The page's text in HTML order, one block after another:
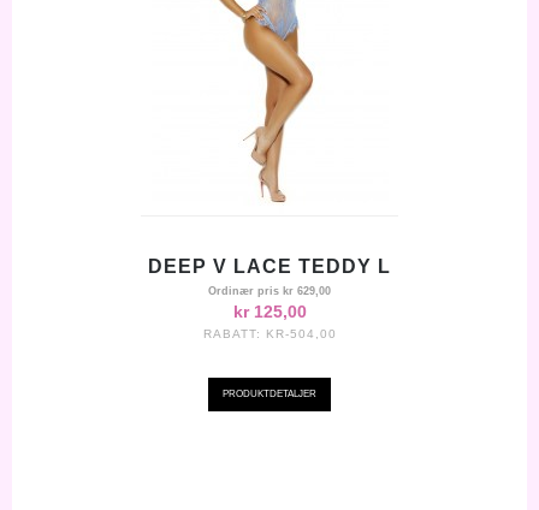
DEEP V LACE TEDDY L
Ordinær pris kr 629,00
kr 125,00
RABATT: KR-504,00
PRODUKTDETALJER